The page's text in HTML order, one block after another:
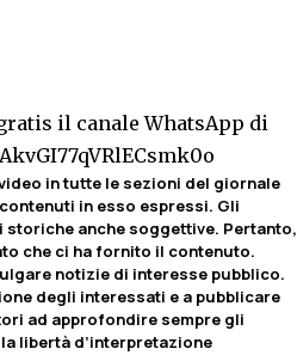
il canale WhatsApp di
in tutte le sezioni del giornale
in esso espressi. Gli
anche soggettive. Pertanto,
che ci ha fornito il contenuto.
notizie di interesse pubblico.
degli interessati e a pubblicare
ad approfondire sempre gli
libertà d’interpretazione